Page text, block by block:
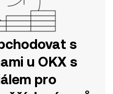
s
u OKX s
pro